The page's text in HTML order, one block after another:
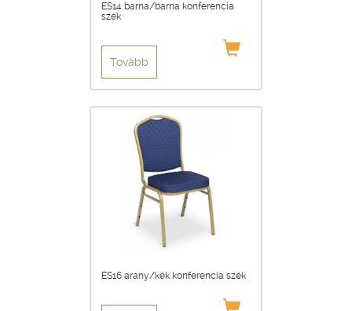
ES14 barna/barna konferencia
szék
Tovább
ES16 arany/kék konferencia szék